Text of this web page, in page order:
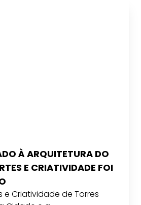
À ARQUITETURA DO
E CRIATIVIDADE FOI
e Criatividade de Torres